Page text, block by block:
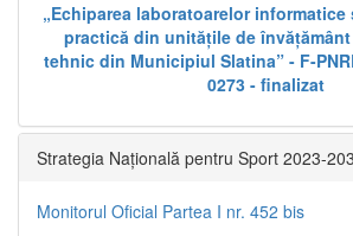
„Echiparea laboratoarelor informatice
practică din unitățile de
tehnic din Municipiul Slatina” - F-
0273 - finalizat
Strategia Națională pentru Sport 2023-
Monitorul Oficial Partea I nr. 452 bis